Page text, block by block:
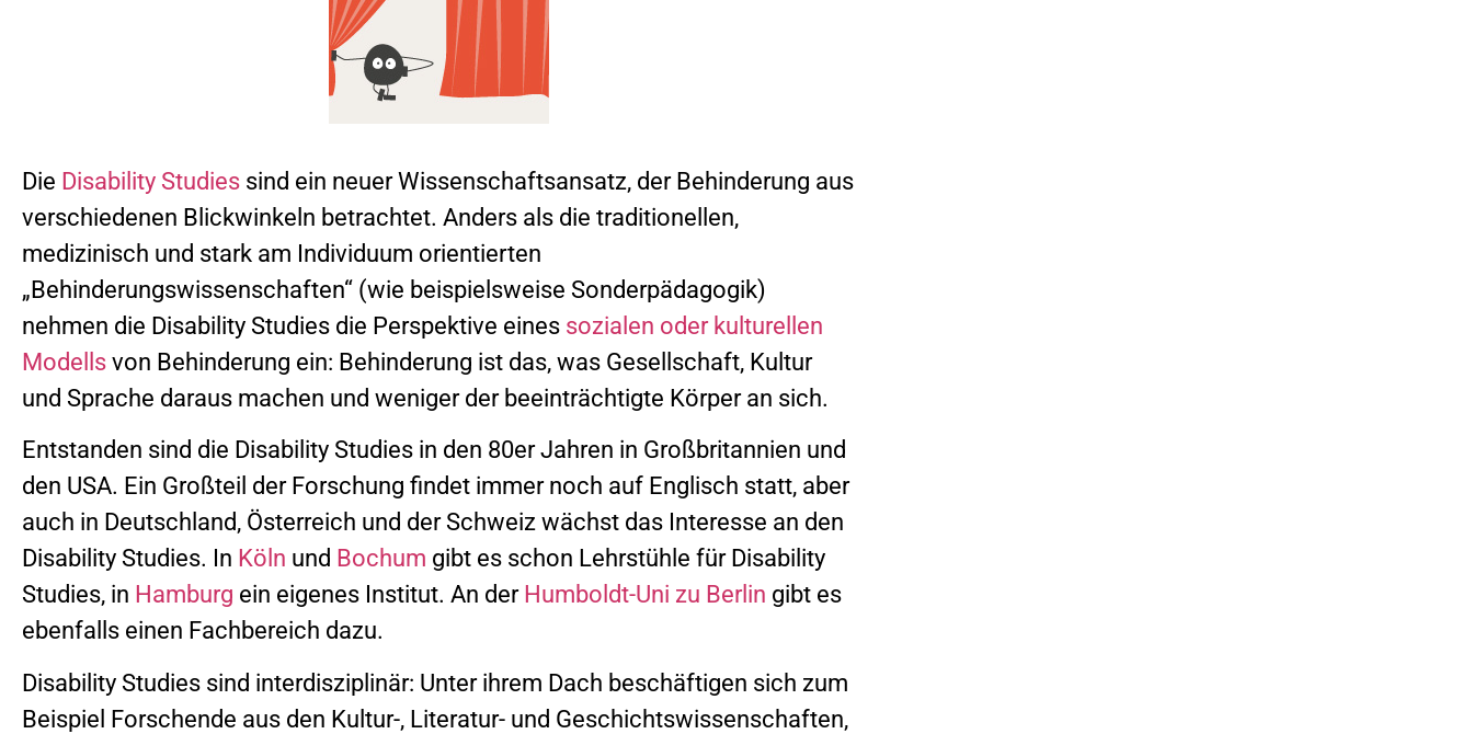
Die Disability Studies sind ein neuer Wissenschaftsansatz, der Behinderung aus
verschiedenen Blickwinkeln betrachtet. Anders als die traditionellen,
medizinisch und stark am Individuum orientierten
„Behinderungswissenschaften“ (wie beispielsweise Sonderpädagogik)
nehmen die Disability Studies die Perspektive eines sozialen oder kulturellen
Modells von Behinderung ein: Behinderung ist das, was Gesellschaft, Kultur
und Sprache daraus machen und weniger der beeinträchtigte Körper an sich.
Entstanden sind die Disability Studies in den 80er Jahren in Großbritannien und
den USA. Ein Großteil der Forschung findet immer noch auf Englisch statt, aber
auch in Deutschland, Österreich und der Schweiz wächst das Interesse an den
Disability Studies. In Köln und Bochum gibt es schon Lehrstühle für Disability
Studies, in Hamburg ein eigenes Institut. An der Humboldt-Uni zu Berlin gibt es
ebenfalls einen Fachbereich dazu.
Disability Studies sind interdisziplinär: Unter ihrem Dach beschäftigen sich zum
Beispiel Forschende aus den Kultur-, Literatur- und Geschichtswissenschaften,